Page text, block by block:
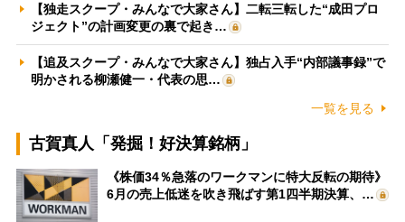
【独走スクープ・みんなで大家さん】二転三転した“成田プロ
ジェクト”の計画変更の裏で起き…
【追及スクープ・みんなで大家さん】独占入手“内部議事録”で
明かされる柳瀬健一・代表の思…
一覧を見る
古賀真人「発掘！好決算銘柄」
《株価34％急落のワークマンに特大反転の期待》
6月の売上低迷を吹き飛ばす第1四半期決算、…